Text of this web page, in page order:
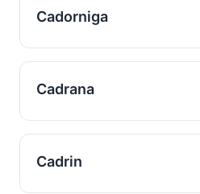
Cadorniga
Cadrana
Cadrin